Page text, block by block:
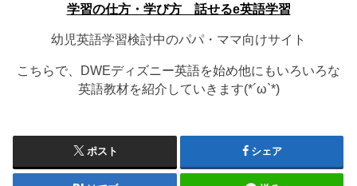
学習の仕方・学び方 話せるe英語学習
幼児英語学習検討中のパパ・ママ向けサイト
こちらで、DWEディズニー英語を始め他にもいろいろな
英語教材を紹介していきます(*´ω`*)
ポスト シェア